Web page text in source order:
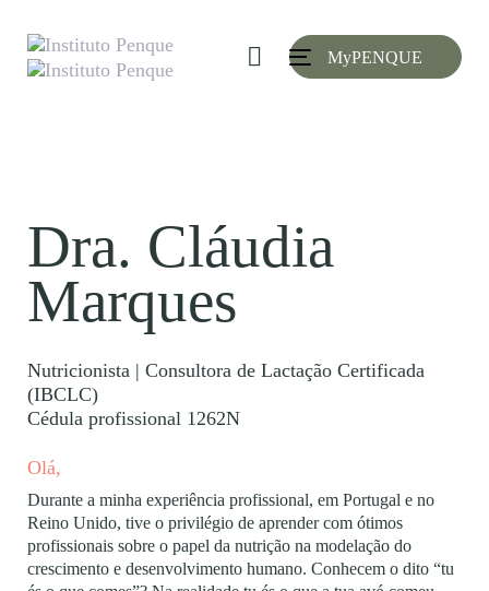
links to
primary
navigation
Toggle
MyPENQUE
Dra. Cláudia
Marques​
Nutricionista​ | Consultora de Lactação​ Certificada
(IBCLC)
Cédula profissional 1262N
Olá,
Durante a minha experiência profissional, em Portugal e no
Reino Unido, tive o privilégio de aprender com ótimos
profissionais sobre o papel da nutrição na modelação do
crescimento e desenvolvimento humano. Conhecem o dito “tu